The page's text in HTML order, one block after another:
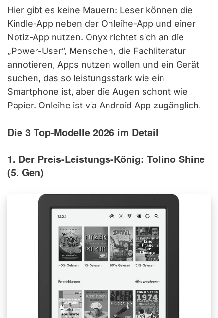
Hier gibt es keine Mauern: Leser können die
Kindle-App neben der Onleihe-App und einer
Notiz-App nutzen. Onyx richtet sich an die
„Power-User“, Menschen, die Fachliteratur
annotieren, Apps nutzen wollen und ein Gerät
suchen, das so leistungsstark wie ein
Smartphone ist, aber die Augen schont wie
Papier. Onleihe ist via Android App zugänglich.
Die 3 Top-Modelle 2026 im Detail
1. Der Preis-Leistungs-König: Tolino Shine
(5. Gen)